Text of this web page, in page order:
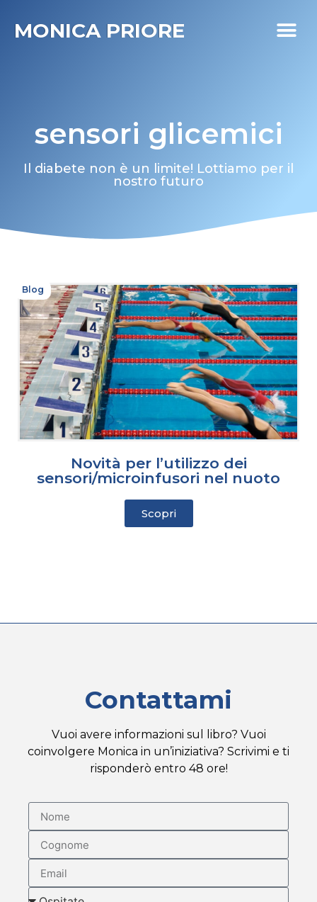
MONICA PRIORE
sensori glicemici
Il diabete non è un limite! Lottiamo per il
nostro futuro
Blog
Novità per l’utilizzo dei
sensori/microinfusori nel nuoto
Scopri
Contattami
Vuoi avere informazioni sul libro? Vuoi
coinvolgere Monica in un’iniziativa? Scrivimi e ti
risponderò entro 48 ore!